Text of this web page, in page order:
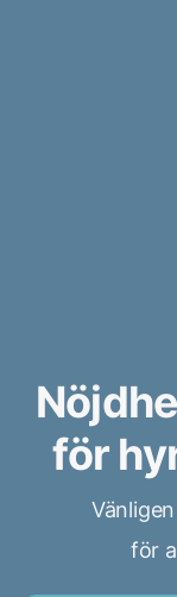
för
för